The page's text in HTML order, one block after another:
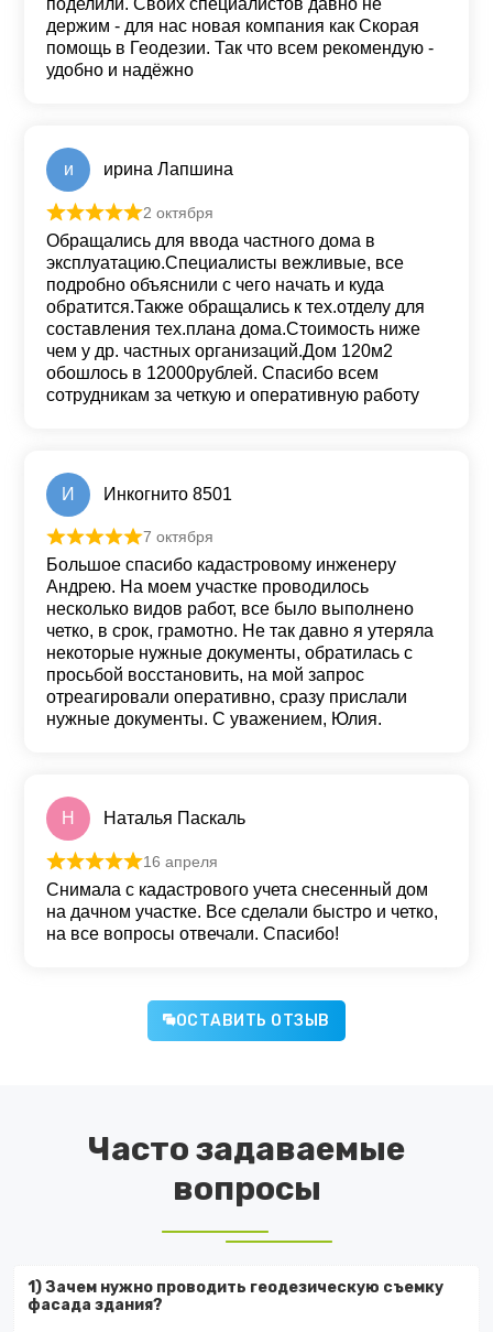
поделили. Своих специалистов давно не
держим - для нас новая компания как Скорая
помощь в Геодезии. Так что всем рекомендую -
удобно и надёжно
и ирина Лапшина
Оценка 5из 5
2 октября
Обращались для ввода частного дома в
эксплуатацию.Специалисты вежливые, все
подробно объяснили с чего начать и куда
обратится.Также обращались к тех.отделу для
составления тех.плана дома.Стоимость ниже
чем у др. частных организаций.Дом 120м2
обошлось в 12000рублей. Спасибо всем
сотрудникам за четкую и оперативную работу
И Инкогнито 8501
Оценка
7 октября
Большое спасибо кадастровому инженеру
Андрею. На моем участке проводилось
несколько видов работ, все было выполнено
четко, в срок, грамотно. Не так давно я утеряла
некоторые нужные документы, обратилась с
просьбой восстановить, на мой запрос
отреагировали оперативно, сразу прислали
нужные документы. С уважением, Юлия.
Н Наталья Паскаль
Оценка5 из 5
16 апреля
Снимала с кадастрового учета снесенный дом
на дачном участке. Все сделали быстро и четко,
на все вопросы отвечали. Спасибо!
ОСТАВИТЬ ОТЗЫВ
Часто задаваемые
вопросы
1) Зачем нужно проводить геодезическую съемку
фасада здания?